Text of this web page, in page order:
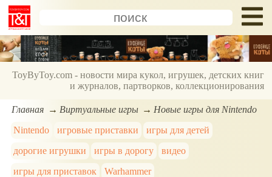
ToyByToy.com - новости мира кукол, игрушек, детских книг
и журналов, партворков, коллекционирования
Главная Виртуальные игры
Новые игры для Nintendo
Nintendo
игровые приставки
игры для детей
дорогие игрушки
игры в дорогу
видео
игры для приставок
Warhammer